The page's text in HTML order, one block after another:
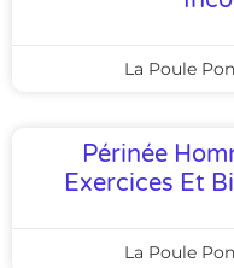
La Poule
Périnée
Exercices Et
La Poule